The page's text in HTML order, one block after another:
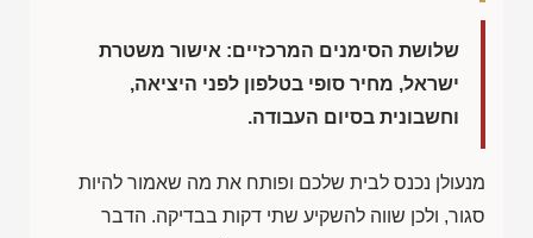
שלושת הסימנים המרכזיים: אישור משטרת
ישראל, מחיר סופי בטלפון לפני היציאה,
וחשבונית בסיום העבודה.
מנעולן נכנס לבית שלכם ופותח את מה שאמור להיות
סגור, ולכן שווה להשקיע שתי דקות בבדיקה. הדבר